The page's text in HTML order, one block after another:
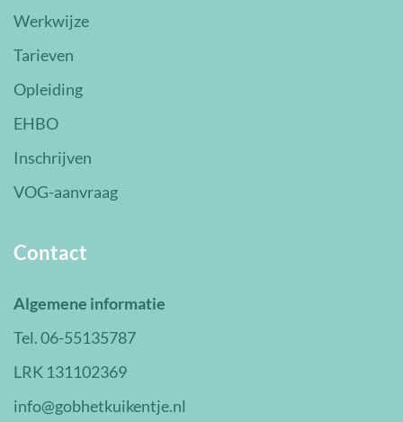
Werkwijze
Tarieven
Opleiding
EHBO
Inschrijven
VOG-aanvraag
Contact
Algemene informatie
Tel. 06-55135787
LRK 131102369
info@gobhetkuikentje.nl